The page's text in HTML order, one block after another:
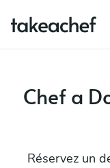
Chef a
Réservez un